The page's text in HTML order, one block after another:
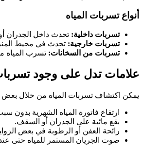
أنواع تسربات المياه
تسربات داخلية: تحدث داخل الجدران
تسربات خارجية: تحدث في محيط
تسربات من السخانات: تسرب المياه
علامات تدل على وجود
يمكن اكتشاف تسربات المياه من خلال بعض
ارتفاع فاتورة المياه الشهرية بدون
بقع مائية على الجدران أو السقف.
رائحة العفن أو الرطوبة في بعض
صوت الجريان المستمر للمياه حتى